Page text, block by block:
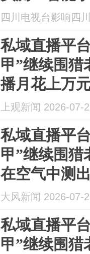
尿酸和胆固
四川电视台影响四
私域直播平
甲”继续围猎
播月花上万
上观新闻 2026-07-
私域直播平
甲”继续围猎
在空气中测
老人看直播
大风新闻 2026-07-
私域直播平
甲”继续围猎